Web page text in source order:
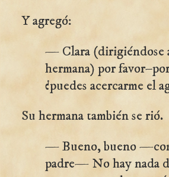
Y agregó:
— Clara (dirigiéndose
hermana) por
¿puedes acercarme el
Su hermana también se rió.
— Bueno, bueno
padre— No hay nada